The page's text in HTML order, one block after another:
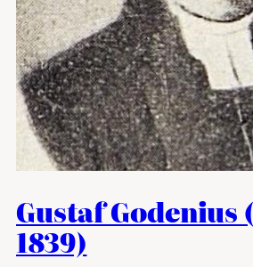
Gustaf Godenius
1839)